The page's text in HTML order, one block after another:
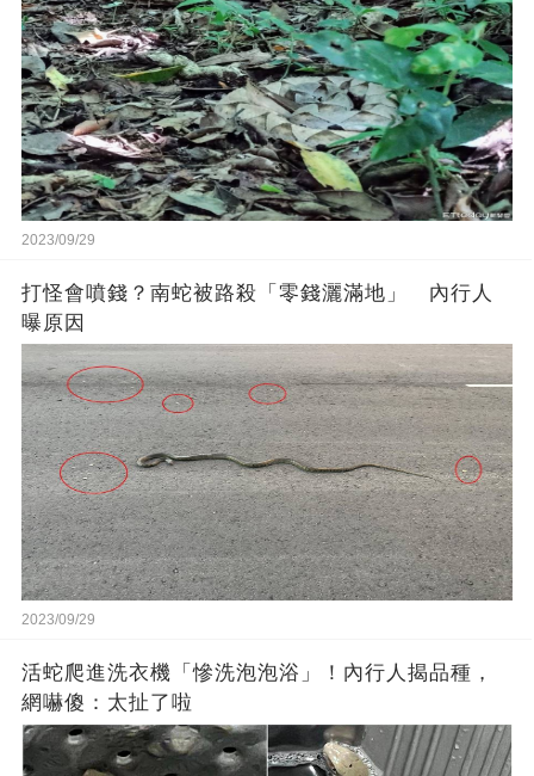
2023/09/29
打怪會噴錢？南蛇被路殺「零錢灑滿地」 內行人
曝原因
2023/09/29
活蛇爬進洗衣機「慘洗泡泡浴」！內行人揭品種，
網嚇傻：太扯了啦